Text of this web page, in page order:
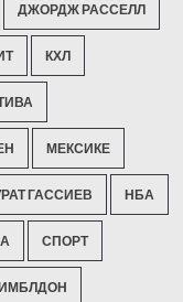
ДЖОРДЖ РАССЕЛЛ
КХЛ
МЕКСИКЕ
ГАССИЕВ НБА
СПОРТ